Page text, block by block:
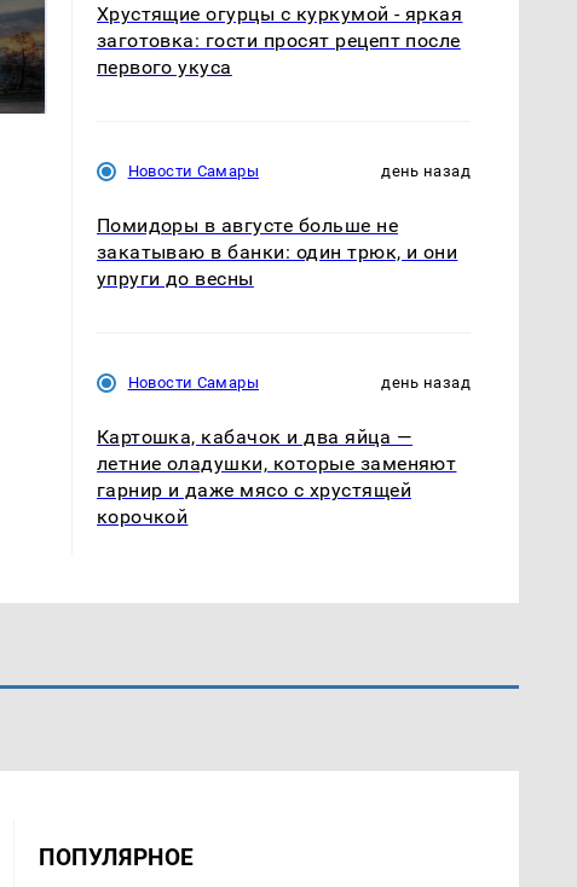
В магазинах России
ажиотаж из-за этого
СМИ: В Химках на
полицейскую
Хрустящие огурцы с куркумой - яркая
заготовка: гости просят рецепт после
первого укуса
Новости Самары день назад
Помидоры в августе больше не
закатываю в банки: один трюк, и они
упруги до весны
Новости Самары день назад
Картошка, кабачок и два яйца —
летние оладушки, которые заменяют
гарнир и даже мясо с хрустящей
корочкой
ПОПУЛЯРНОЕ